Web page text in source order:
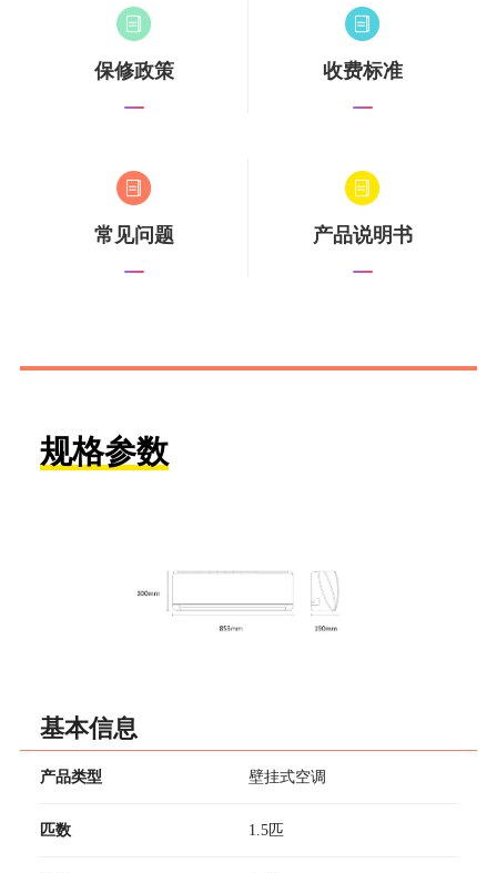
保修政策 收费标准
常见问题 产品说明书
规格参数
基本信息
产品类型 壁挂式空调
匹数 1.5匹